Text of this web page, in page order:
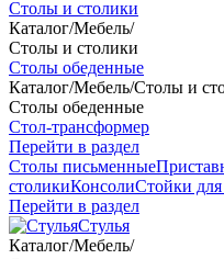
Столы и столики
Каталог/Мебель/
Столы и столики
Столы обеденные
Каталог/Мебель/Столы и
Столы обеденные
Стол-трансформер
Перейти в раздел
Столы письменные
столикиКонсолиСтойки для
Перейти в раздел
Стулья
Каталог/Мебель/